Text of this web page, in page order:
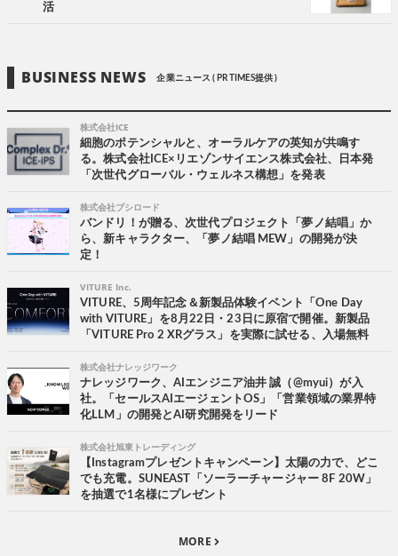
活
BUSINESS NEWS 企業ニュース ( PR TIMES提供 )
株式会社ICE
細胞のポテンシャルと、オーラルケアの英知が共鳴す
る。株式会社ICE×リエゾンサイエンス株式会社、日本発
「次世代グローバル・ウェルネス構想」を発表
株式会社ブシロード
バンドリ！が贈る、次世代プロジェクト「夢ノ結唱」か
ら、新キャラクター、「夢ノ結唱 MEW」の開発が決
定！
VITURE Inc.
VITURE、5周年記念＆新製品体験イベント「One Day
with VITURE」を8月22日・23日に原宿で開催。新製品
「VITURE Pro 2 XRグラス」を実際に試せる、入場無料
株式会社ナレッジワーク
ナレッジワーク、AIエンジニア油井 誠（@myui）が入
社。「セールスAIエージェントOS」「営業領域の業界特
化LLM」の開発とAI研究開発をリード
株式会社旭東トレーディング
【Instagramプレゼントキャンペーン】太陽の力で、どこ
でも充電。SUNEAST「ソーラーチャージャー 8F 20W」
を抽選で1名様にプレゼント
MORE